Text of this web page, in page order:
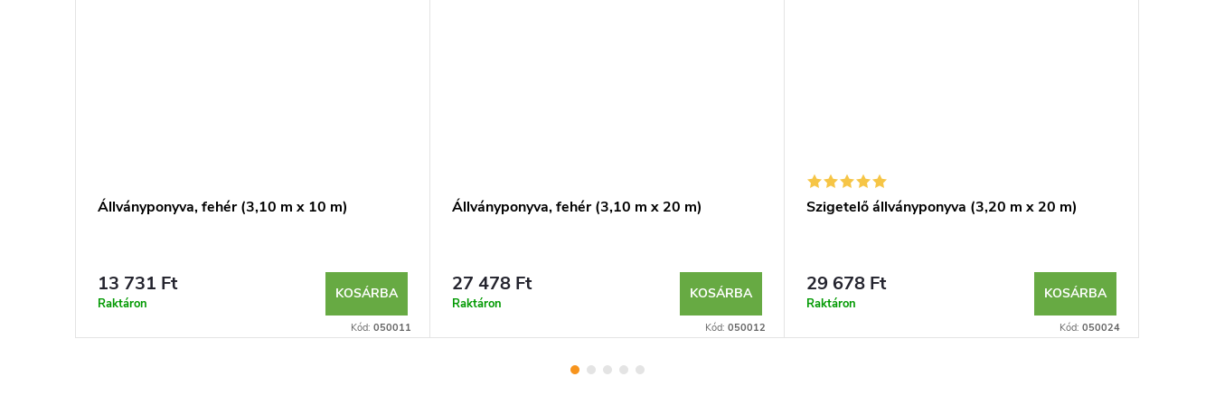
Állványponyva, fehér (3,10 m x 10 m)
13 731 Ft
Raktáron
KOSÁRBA
Kód: 050011
Állványponyva, fehér (3,10 m x 20 m)
27 478 Ft
Raktáron
KOSÁRBA
Kód: 050012
Szigetelő állványponyva (3,20 m x 20 m)
29 678 Ft
Raktáron
KOSÁRBA
Kód: 050024